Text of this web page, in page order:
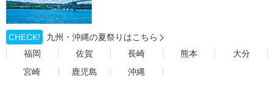
CHECK!
九州・沖縄の夏祭りはこちら
福岡
佐賀 長崎 熊本
大分
宮崎
鹿児島 沖縄